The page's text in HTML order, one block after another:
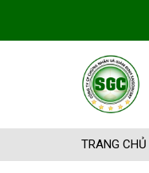
TRANG CHỦ